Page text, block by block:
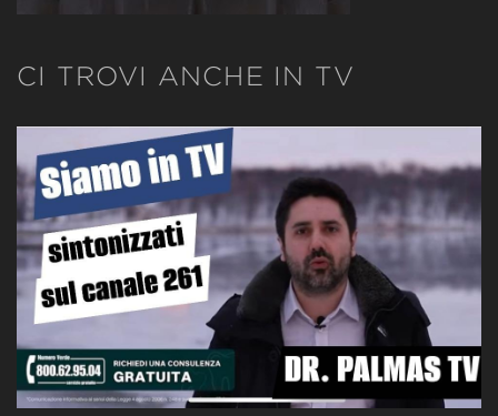
CI TROVI ANCHE IN TV